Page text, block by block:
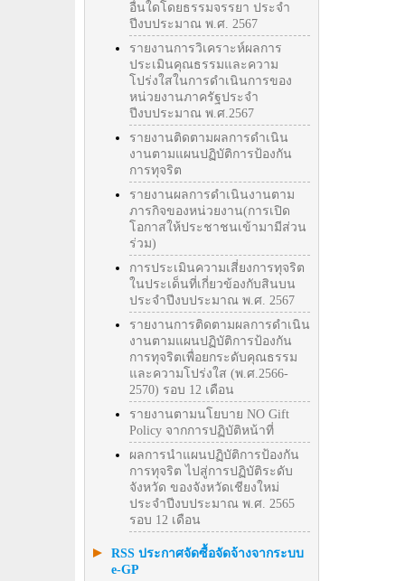
อื่นใดโดยธรรมจรรยา ประจำ
ปีงบประมาณ พ.ศ. 2567
รายงานการวิเคราะห์ผลการ
ประเมินคุณธรรมและความ
โปร่งใสในการดำเนินการของ
หน่วยงานภาครัฐประจำ
ปีงบประมาณ พ.ศ.2567
รายงานติดตามผลการดำเนิน
งานตามแผนปฏิบัติการป้องกัน
การทุจริต
รายงานผลการดำเนินงานตาม
ภารกิจของหน่วยงาน(การเปิด
โอกาสให้ประชาชนเข้ามามีส่วน
ร่วม)
การประเมินความเสี่ยงการทุจริต
ในประเด็นที่เกี่ยวข้องกับสินบน
ประจำปีงบประมาณ พ.ศ. 2567
รายงานการติดตามผลการดำเนิน
งานตามแผนปฏิบัติการป้องกัน
การทุจริตเพื่อยกระดับคุณธรรม
และความโปร่งใส (พ.ศ.2566-
2570) รอบ 12 เดือน
รายงานตามนโยบาย NO Gift
Policy จากการปฏิบัติหน้าที่
ผลการนำแผนปฏิบัติการป้องกัน
การทุจริต ไปสู่การปฏิบัติระดับ
จังหวัด ของจังหวัดเชียงใหม่
ประจำปีงบประมาณ พ.ศ. 2565
รอบ 12 เดือน
RSS ประกาศจัดซื้อจัดจ้างจากระบบ
e-GP